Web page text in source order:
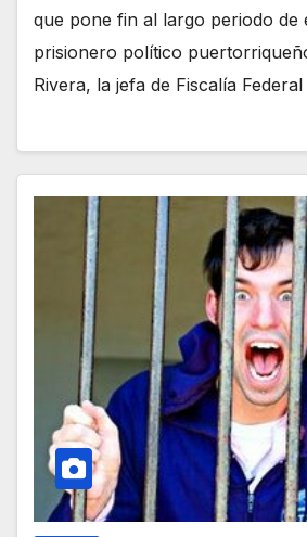
que pone fin al largo periodo de
prisionero político
Rivera, la jefa de Fiscalía